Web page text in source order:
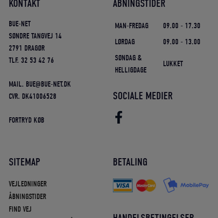
KONTAKT
BUE-NET
SØNDRE TANGVEJ 14
2791 DRAGØR
TLF. 32 53 42 76
MAIL. BUE@BUE-NET.DK
CVR. DK41006528
FORTRYD KØB
ÅBNINGSTIDER
MAN-FREDAG
09.00 - 17.30
LØRDAG
09.00 - 13.00
SØNDAG &
HELLIGDAGE
LUKKET
SOCIALE MEDIER
SITEMAP
VEJLEDNINGER
ÅBNINGSTIDER
FIND VEJ
BETALING